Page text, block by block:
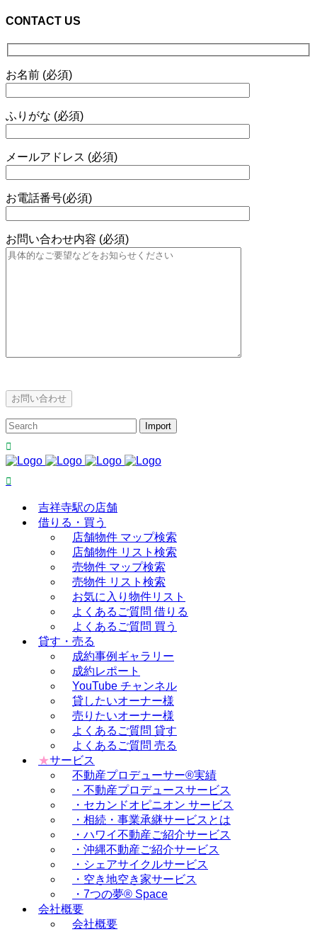
CONTACT US
お名前 (必須)
ふりがな (必須)
メールアドレス (必須)
お電話番号(必須)
お問い合わせ内容 (必須)
吉祥寺駅の店舗
借りる・買う
店舗物件 マップ検索
店舗物件 リスト検索
売物件 マップ検索
売物件 リスト検索
お気に入り物件リスト
よくあるご質問 借りる
よくあるご質問 買う
貸す・売る
成約事例ギャラリー
成約レポート
YouTube チャンネル
貸したいオーナー様
売りたいオーナー様
よくあるご質問 貸す
よくあるご質問 売る
★サービス
不動産プロデューサー®実績
・不動産プロデュースサービス
・セカンドオピニオン サービス
・相続・事業承継サービスとは
・ハワイ不動産ご紹介サービス
・沖縄不動産ご紹介サービス
・シェアサイクルサービス
・空き地空き家サービス
・7つの夢® Space
会社概要
会社概要